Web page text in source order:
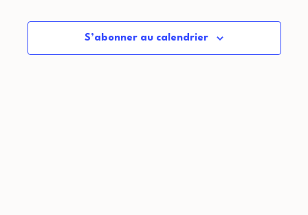
e
u
e
r
S’abonner au calendrier